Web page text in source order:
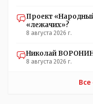
Проект
«лежачих»?
8 августа 2026 г.
Николай
8 августа 2026 г.
Все